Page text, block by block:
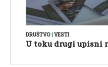
DRUŠTVO VESTI
U toku drugi upisni